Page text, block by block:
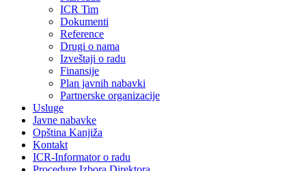
ICR Tim
Dokumenti
Reference
Drugi o nama
Izveštaji o radu
Finansije
Plan javnih nabavki
Partnerske organizacije
Usluge
Javne nabavke
Opština Kanjiža
Kontakt
ICR-Informator o radu